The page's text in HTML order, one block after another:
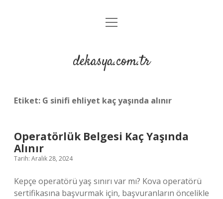
Anasayfa
Yasal Uyarı
menüyü
dekasya.com.tr
Etiket: G sinifi ehliyet kaç yaşında alınır
Operatörlük Belgesi Kaç Yaşında
Alınır
Tarih: Aralık 28, 2024
Kepçe operatörü yaş sınırı var mı? Kova operatörü
sertifikasına başvurmak için, başvuranların öncelikle